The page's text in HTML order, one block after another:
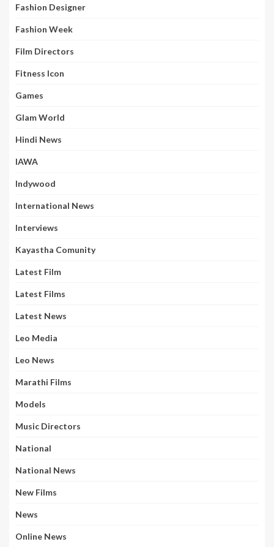
Fashion Designer
Fashion Week
Film Directors
Fitness Icon
Games
Glam World
Hindi News
IAWA
Indywood
International News
Interviews
Kayastha Comunity
Latest Film
Latest Films
Latest News
Leo Media
Leo News
Marathi Films
Models
Music Directors
National
National News
New Films
News
Online News